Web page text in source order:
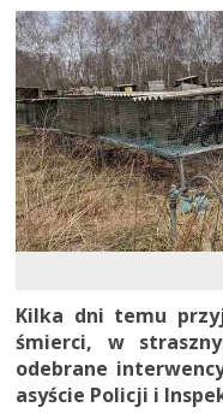
Kilka dni temu
śmierci, w
odebrane
asyście Policji i